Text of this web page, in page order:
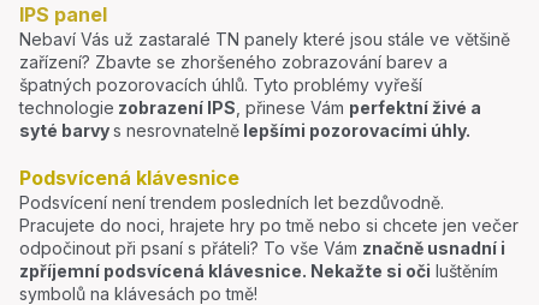
IPS panel
Nebaví Vás už zastaralé TN panely které jsou stále ve většině
zařízení? Zbavte se zhoršeného zobrazování barev a
špatných pozorovacích úhlů. Tyto problémy vyřeší
technologie zobrazení IPS , přinese Vám perfektní živé a
syté barvys nesrovnatelně lepšími pozorovacími úhly.
Podsvícená klávesnice
Podsvícení není trendem posledních let bezdůvodně.
Pracujete do noci, hrajete hry po tmě nebo si chcete jen večer
odpočinout při psaní s přáteli? To vše Vám značně usnadní i
zpříjemní podsvícená klávesnice. Nekažte si oči luštěním
symbolů na klávesách po tmě!